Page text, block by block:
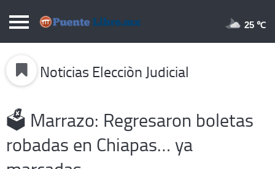
Puentelibre.mx
Local
Opinión
Cronos
25 ℃
Noticias Elecciòn Judicial
🗳️ Marrazo: Regresaron boletas
robadas en Chiapas… ya